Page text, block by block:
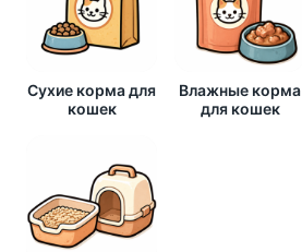
Сухие корма для
кошек
Влажные корма
для кошек